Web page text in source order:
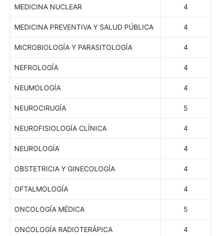
MEDICINA NUCLEAR 4
MEDICINA PREVENTIVA Y SALUD PÚBLICA 4
MICROBIOLOGÍA Y PARASITOLOGÍA 4
NEFROLOGÍA 4
NEUMOLOGÍA 4
NEUROCIRUGÍA 5
NEUROFISIOLOGÍA CLÍNICA 4
NEUROLOGÍA 4
OBSTETRICIA Y GINECOLOGÍA 4
OFTALMOLOGÍA 4
ONCOLOGÍA MÉDICA 5
ONCOLOGÍA RADIOTERÁPICA 4